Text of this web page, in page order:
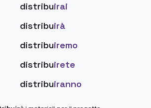
distribuirai
distribuirà
distribuiremo
distribuirete
distribuiranno